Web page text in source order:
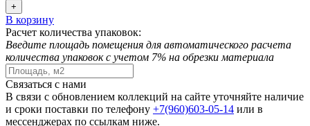
+
В корзину
Расчет количества упаковок:
Введите площадь помещения для автоматического расчета
количества упаковок с учетом 7% на обрезки материала
Связаться с нами
В связи с обновлением коллекций на сайте уточняйте наличие
и сроки поставки по телефону +7(960)603-05-14 или в
мессенджерах по ссылкам ниже.